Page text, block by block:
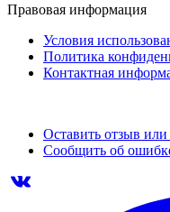
Правовая информация
Условия
Политика
Контактная
Оставить отзыв
Сообщить об